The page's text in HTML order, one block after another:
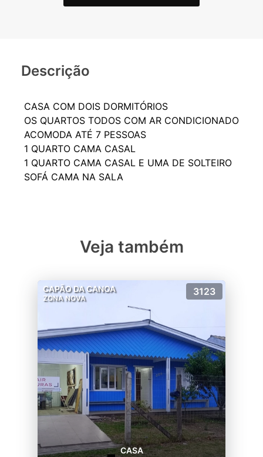
Descrição
CASA COM DOIS DORMITÓRIOS
OS QUARTOS TODOS COM AR CONDICIONADO
ACOMODA ATÉ 7 PESSOAS
1 QUARTO CAMA CASAL
1 QUARTO CAMA CASAL E UMA DE SOLTEIRO
Veja também
CAPÃO DA CANOA
ZONA NOVA
3123
CASA